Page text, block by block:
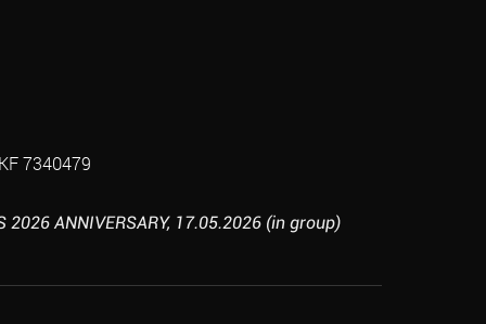
7340479
2026 ANNIVERSARY, 17.05.2026 (in group)